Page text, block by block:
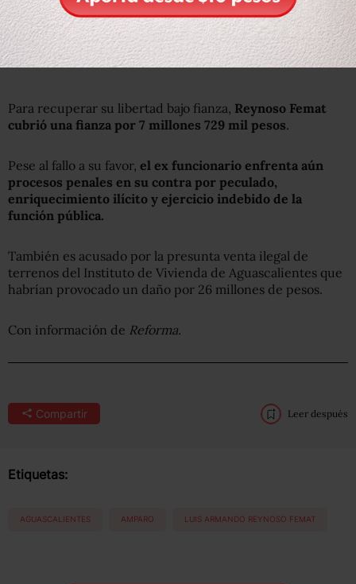
Para recuperar su libertad bajo fianza, Reynoso Femat
cubrió una fianza por 7 millones 729 mil pesos.
Pese al fallo a su favor, el ex funcionario enfrenta aún
procesos penales en su contra por peculado,
enriquecimiento ilícito y ejercicio indebido de la
función pública.
También es acusado por la presunta venta ilegal de
terrenos del Instituto de Vivienda de Aguascalientes que
habrían provocado un daño por 26 millones de pesos.
Con información de Reforma.
Compartir Leer después
Etiquetas:
AGUASCALIENTES AMPARO LUIS ARMANDO REYNOSO FEMAT